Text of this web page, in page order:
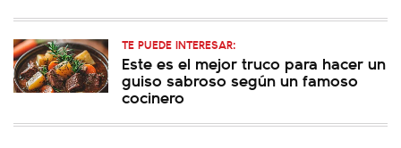
TE PUEDE INTERESAR:
Este es el mejor truco para hacer un
guiso sabroso según un famoso
cocinero